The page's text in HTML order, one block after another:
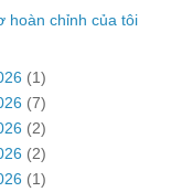
hoàn chỉnh của tôi
(1)
(7)
(2)
(2)
(1)